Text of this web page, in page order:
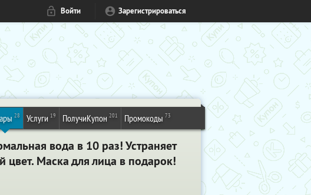
Войти Зарегистрироваться
28 Услуги 19 ПолучиКупон 201 Промокоды 73
вода в 10 раз! Устраняет
Маска для лица в подарок!